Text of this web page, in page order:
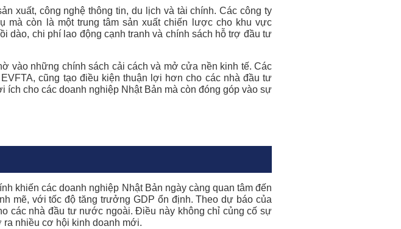
xuất, công nghệ thông tin, du lịch và tài chính. Các công ty
mà còn là một trung tâm sản xuất chiến lược cho khu vực
dào, chi phí lao động cạnh tranh và chính sách hỗ trợ đầu tư
vào những chính sách cải cách và mở cửa nền kinh tế. Các
cũng tạo điều kiện thuận lợi hơn cho các nhà đầu tư
cho các doanh nghiệp Nhật Bản mà còn đóng góp vào sự
khiến các doanh nghiệp Nhật Bản ngày càng quan tâm đến
mẽ, với tốc độ tăng trưởng GDP ổn định. Theo dự báo của
các nhà đầu tư nước ngoài. Điều này không chỉ củng cố sự
nhiều cơ hội kinh doanh mới.